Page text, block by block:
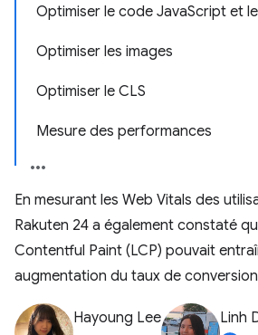
Optimiser le code JavaScript et
Optimiser les images
Optimiser le CLS
Mesure des performances
En mesurant les Web Vitals des
Rakuten 24 a également constaté
Contentful Paint (LCP) pouvait
augmentation du taux de conversion
Hayoung Lee Linh